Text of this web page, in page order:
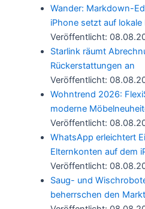
Wander: Markdown-
iPhone setzt auf lokale
Veröffentlicht:
Starlink räumt
Rückerstattungen an
Veröffentlicht:
Wohntrend 2026:
moderne
Veröffentlicht:
WhatsApp erleichtert
Elternkonten auf dem
Veröffentlicht:
Saug- und
beherrschen den Markt